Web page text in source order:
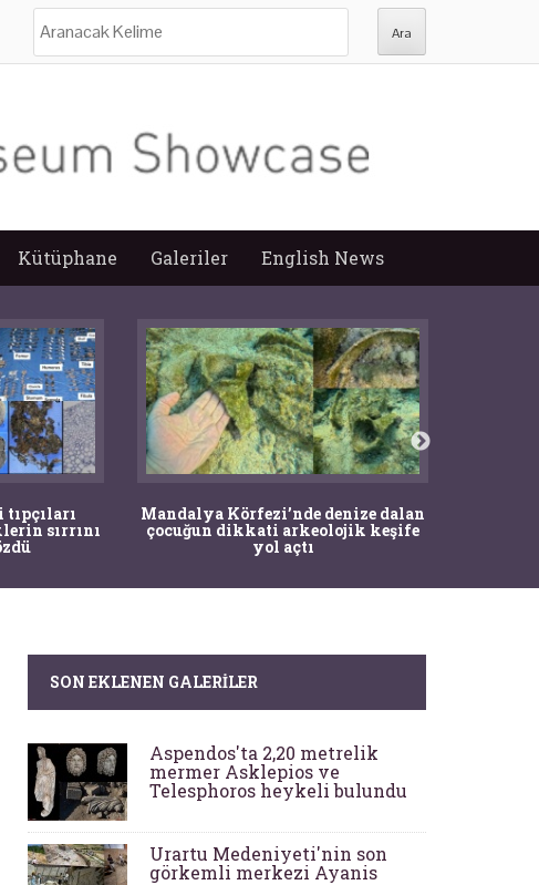
Kütüphane Galeriler English News
sırrını
Mandalya Körfezi’nde denize dalan
çocuğun dikkati arkeolojik keşife
yol açtı
SON EKLENEN GALERILER
Aspendos'ta 2,20 metrelik
mermer Asklepios ve
Telesphoros heykeli bulundu
Urartu Medeniyeti'nin son
görkemli merkezi Ayanis